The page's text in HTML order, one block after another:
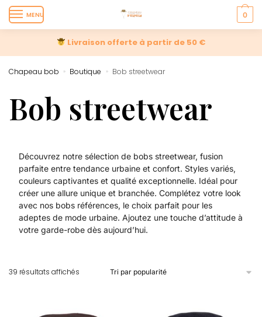
MENU 0
Livraison offerte à partir de 50 €
Chapeau bob » Boutique » Bob streetwear
Bob streetwear
Découvrez notre sélection de bobs streetwear, fusion
parfaite entre tendance urbaine et confort. Styles variés,
couleurs captivantes et qualité exceptionnelle. Idéal pour
créer une allure unique et branchée. Complétez votre look
avec nos bobs références, le choix parfait pour les
adeptes de mode urbaine. Ajoutez une touche d’attitude à
votre garde-robe dès aujourd’hui.
39 résultats affichés